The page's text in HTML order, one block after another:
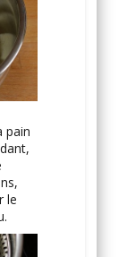
pain
le